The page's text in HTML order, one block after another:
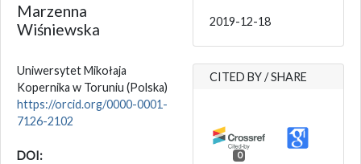
Marzenna
Wiśniewska
Uniwersytet Mikołaja
Kopernika w Toruniu (Polska)
https://orcid.org/0000-0001-
7126-2102
DOI:
2019-12-18
CITED BY / SHARE
0